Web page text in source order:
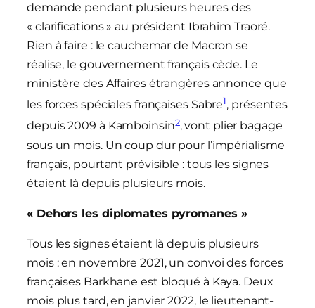
demande pendant plusieurs heures des
« clarifications » au président Ibrahim Traoré.
Rien à faire : le cauchemar de Macron se
réalise, le gouvernement français cède. Le
ministère des Affaires étrangères annonce que
les forces spéciales françaises Sabre1, présentes
depuis 2009 à Kamboinsin2, vont plier bagage
sous un mois. Un coup dur pour l’impérialisme
français, pourtant prévisible : tous les signes
étaient là depuis plusieurs mois.
« Dehors les diplomates pyromanes »
Tous les signes étaient là depuis plusieurs
mois : en novembre 2021, un convoi des forces
françaises Barkhane est bloqué à Kaya. Deux
mois plus tard, en janvier 2022, le lieutenant-